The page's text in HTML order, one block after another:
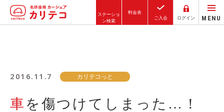
ステーショ
ン検索
料金表
ご入会
ログイン MENU
ステーション検索
大阪エリア
2016.11.7 カリテコっと
車を傷つけてしまった…！